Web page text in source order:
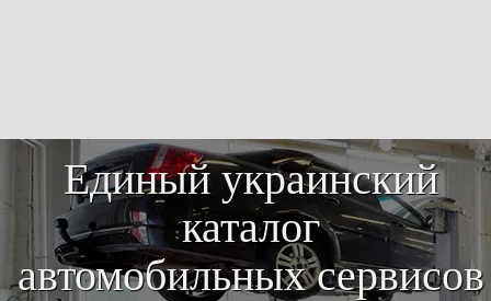
Единый украинский
каталог
автомобильных сервисов